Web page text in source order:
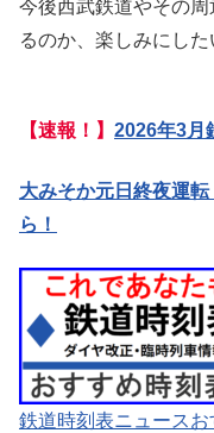
今後西武鉄道やその
るのか、楽しみにした
【速報！】 2026年3月
大みそか元日終夜運
ら！
鉄道時刻表ニュースお